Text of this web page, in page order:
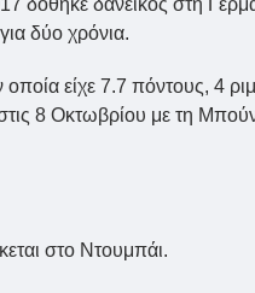
δόθηκε δανεικός στη
δύο χρόνια.
είχε 7.7 πόντους, 4
8 Οκτωβρίου με τη
στο Ντουμπάι.